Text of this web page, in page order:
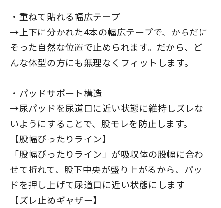
・重ねて貼れる幅広テープ
→上下に分かれた4本の幅広テープで、からだに
そった自然な位置で止められます。だから、ど
んな体型の方にも無理なくフィットします。
・パッドサポート構造
→尿パッドを尿道口に近い状態に維持しズレな
いようにすることで、股モレを防止します。
【股幅ぴったりライン】
「股幅ぴったりライン」が吸収体の股幅に合わ
せて折れて、股下中央が盛り上がるから、パッ
ドを押し上げて尿道口に近い状態にします
【ズレ止めギャザー】